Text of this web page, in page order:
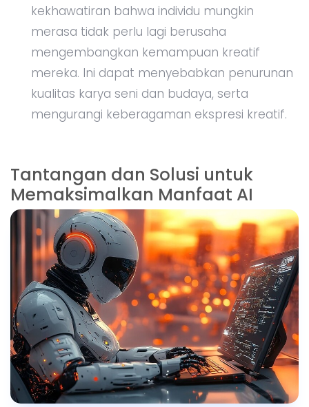
kekhawatiran bahwa individu mungkin
merasa tidak perlu lagi berusaha
mengembangkan kemampuan kreatif
mereka. Ini dapat menyebabkan penurunan
kualitas karya seni dan budaya, serta
mengurangi keberagaman ekspresi kreatif.
Tantangan dan Solusi untuk
Memaksimalkan Manfaat AI